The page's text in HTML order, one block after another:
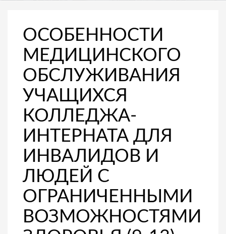
ОСОБЕННОСТИ
МЕДИЦИНСКОГО
ОБСЛУЖИВАНИЯ
УЧАЩИХСЯ
КОЛЛЕДЖА-
ИНТЕРНАТА ДЛЯ
ИНВАЛИДОВ И
ЛЮДЕЙ С
ОГРАНИЧЕННЫМИ
ВОЗМОЖНОСТЯМИ